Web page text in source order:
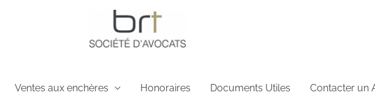
Ventes aux enchères Honoraires Documents Utiles Contacter un